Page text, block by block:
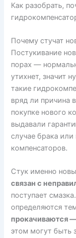
Как разобрать,
Почему стучат
Постукивание
порах —
утихнет, значит
такие
вряд ли причина
покупке нового
выдавали
случае брака
компенсаторов.
Стук именно
связан с
поступает
определяются
прокачиваются
этом могут быть